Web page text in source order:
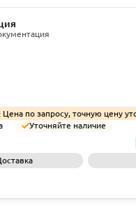
Цена по запросу, точную цену
Уточняйте наличие